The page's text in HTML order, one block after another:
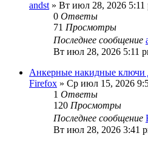
andst » Вт июл 28, 2026 5:11
0 Ответы
71 Просмотры
Последнее сообщение
Вт июл 28, 2026 5:11
Анкерные накидные ключи
Firefox » Ср июл 15, 2026
1 Ответы
120 Просмотры
Последнее сообщение
Вт июл 28, 2026 3:41